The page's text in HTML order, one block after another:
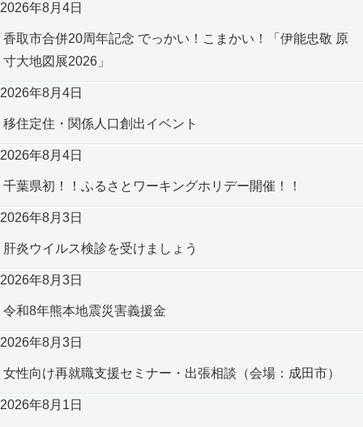
2026年8月4日
香取市合併20周年記念 でっかい！こまかい！「伊能忠敬 原
寸大地図展2026」
2026年8月4日
移住定住・関係人口創出イベント
2026年8月4日
千葉県初！！ふるさとワーキングホリデー開催！！
2026年8月3日
肝炎ウイルス検診を受けましょう
2026年8月3日
令和8年熊本地震災害義援金
2026年8月3日
女性向け再就職支援セミナー・出張相談（会場：成田市）
2026年8月1日